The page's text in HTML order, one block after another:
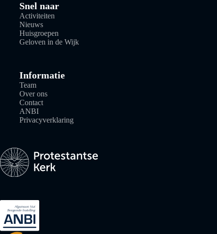
Snel naar
Activiteiten
Nieuws
Huisgroepen
Geloven in de Wijk
Informatie
Team
Over ons
Contact
ANBI
Privacyverklaring